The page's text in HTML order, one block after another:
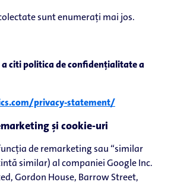
sunt enumerați mai jos.
a citi politica de confidențialitate a
privacy-​statement/
și cookie-uri
de remarketing sau “similar
similar) al companiei Google Inc.
Gordon House, Barrow Street,